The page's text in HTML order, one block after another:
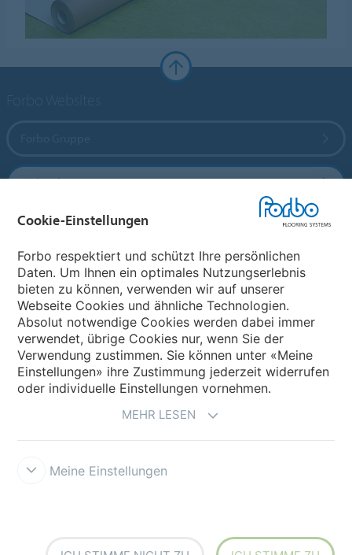
Forbo Flooring Systems
Forbo Movement Systems
Land auswählen
Land auswählen
Cookie-Einstellungen
Forbo respektiert und schützt Ihre persönlichen
Daten. Um Ihnen ein optimales Nutzungserlebnis
bieten zu können, verwenden wir auf unserer
Webseite Cookies und ähnliche Technologien.
Absolut notwendige Cookies werden dabei immer
verwendet, übrige Cookies nur, wenn Sie der
Verwendung zustimmen. Sie können unter «Meine
Einstellungen» ihre Zustimmung jederzeit widerrufen
oder individuelle Einstellungen vornehmen.
MEHR LESEN
Meine Einstellungen